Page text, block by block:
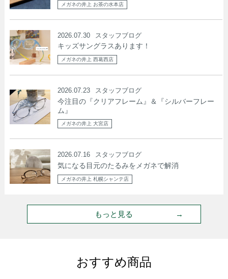
メガネの井上 お茶の水本店
2026.07.30 スタッフブログ
キッズサングラスあります！
メガネの井上 西葛西店
2026.07.23 スタッフブログ
今注目の『クリアフレーム』＆『シルバーフレー
ム』
メガネの井上 大宮店
2026.07.16 スタッフブログ
気になる目元のたるみをメガネで解消
メガネの井上 札幌シャンテ店
もっと見る
おすすめ商品